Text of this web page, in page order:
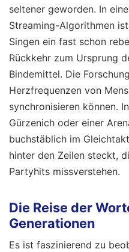
seltener geworden. In
Streaming-Algorithmen
Singen ein fast schon
Rückkehr zum Ursprung
Bindemittel. Die
Herzfrequenzen von
synchronisieren können.
Gürzenich oder einer
buchstäblich im
hinter den Zeilen steckt,
Partyhits missverstehen.
Die Reise der
Generationen
Es ist faszinierend zu